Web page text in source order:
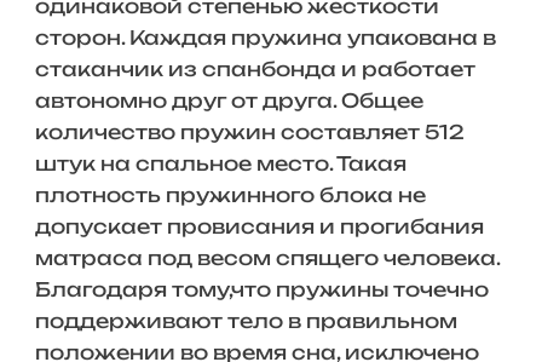
одинаковой степенью жесткости
сторон. Каждая пружина упакована в
стаканчик из спанбонда и работает
автономно друг от друга. Общее
количество пружин составляет 512
штук на спальное место. Такая
плотность пружинного блока не
допускает провисания и прогибания
матраса под весом спящего человека.
Благодаря тому,что пружины точечно
поддерживают тело в правильном
положении во время сна, исключено